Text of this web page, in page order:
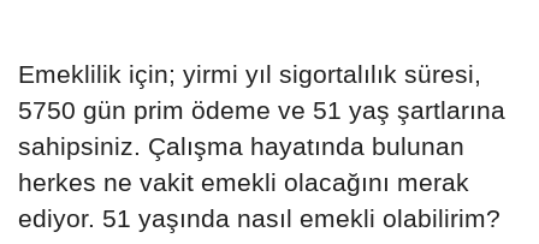
Emeklilik için; yirmi yıl sigortalılık süresi,
5750 gün prim ödeme ve 51 yaş şartlarına
sahipsiniz. Çalışma hayatında bulunan
herkes ne vakit emekli olacağını merak
ediyor. 51 yaşında nasıl emekli olabilirim?